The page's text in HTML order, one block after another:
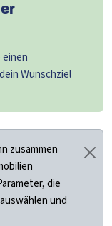
einen
Wunschziel
zusammen
die
und